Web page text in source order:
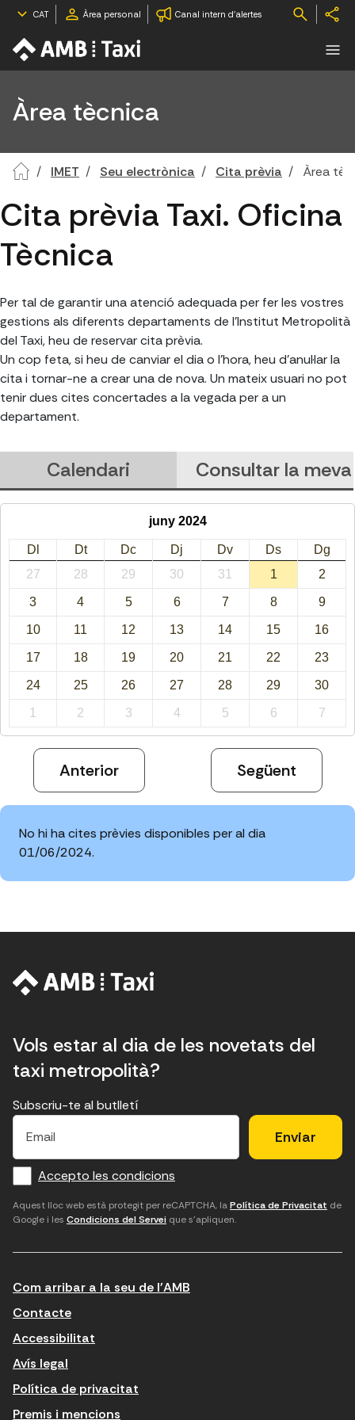
CAT Àrea personal Canal intern d'alertes
Àrea tècnica
IMET Seu electrònica Cita prèvia Àrea
Cita prèvia Taxi. Oficina
Tècnica
Per tal de garantir una atenció adequada per fer les vostres
gestions als diferents departaments de l'Institut Metropolità
del Taxi, heu de reservar cita prèvia.
Un cop feta, si heu de canviar el dia o l'hora, heu d'anul·lar la
cita i tornar-ne a crear una de nova. Un mateix usuari no pot
tenir dues cites concertades a la vegada per a un
departament.
Calendari Consultar la
juny 2024
Dl Dt Dc Dj Dv Ds
Dg
27
28 29 30 31 1 2
3 4 5 6 7 8 9
10 11 12 13 14 15 16
17 18 19 20 21 22 23
24 25 26 27 28 29 30
1 2 3 4 5 6 7
Anterior Següent
No hi ha cites prèvies disponibles per al dia
01/06/2024.
Vols estar al dia de les novetats del
taxi metropolità?
E
f
o
r
m
i
n
t
E
c
a
m
p
r
r
e
H
u
d
'
a
e
p
t
×
Subscriu-te al butlletí
E
a
i
Accepto les condicions
Aquest lloc web està protegit per reCAPTCHA, laPolítica de Privacitat de
Google i les Condicions del Servei que s'apliquen.
Com arribar a la seu de l'AMB
Contacte
Accessibilitat
Avís legal
Política de privacitat
Premis i mencions